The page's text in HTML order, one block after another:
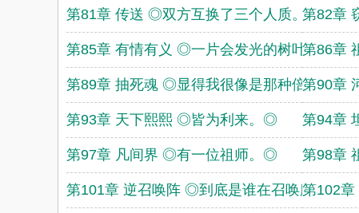
第81章 传送 ◎双方互换了三个人质。◎第82章
第85章 有情有义 ◎一片会发光的树叶！◎
第86章
第89章 抽死魂 ◎显得我很像是那种倍儿残忍
第90章
第93章 天下熙熙 ◎皆为利来。◎ 第94章
第97章 凡间界 ◎有一位祖师。◎ 第98章
第101章 逆召唤阵 ◎到底是谁在召唤魔族啊？
第102